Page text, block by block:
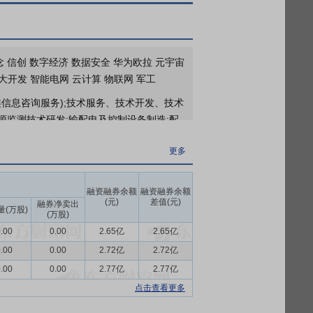
信创 数字经济 数据安全 华为欧拉 元宇宙
开发 智能电网 云计算 物联网 军工
息咨询服务);技术服务、技术开发、技术
监测技术研发;输配电及控制设备制造;配
备销售;5G通信技术服务;数据处理服务;
售。(除依法须经批准的项目外,凭营业执
产品销售。(依法须经批准的项目,经相
致大模型+行业小模型”的双底座体系。
动化；数据开发运维一体化平台
型训练、优化、部署、监控、迭代的全链
创意格致大模型于 2025 年 2 月通过国家
、千问等主流大模型的深度适配，构建了
更多
融资融券余额
(元)
融资融券余额
差值(元)
(万股)
融券净卖出
(万股)
0.00 2.65亿
2.65亿
0.00 2.72亿
2.72亿
0.00 2.77亿
2.77亿
点击查看更多